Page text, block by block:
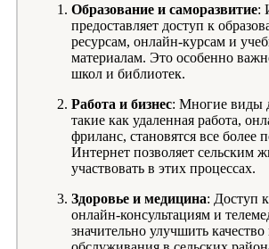
Образование и саморазвитие:
предоставляет доступ к
ресурсам, онлайн-курсам и
материалам. Это особенно
школ и библиотек.
Работа и бизнес: Многие виды
такие как удаленная работа,
фриланс, становятся все более
Интернет позволяет сельским
участвовать в этих процессах.
Здоровье и медицина: Доступ
онлайн-консультациям и
значительно улучшить